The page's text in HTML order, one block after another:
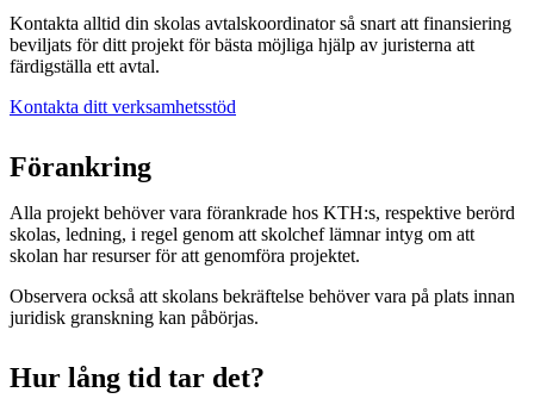
Kontakta alltid din skolas avtalskoordinator så snart att finansiering
beviljats för ditt projekt för bästa möjliga hjälp av juristerna att
färdigställa ett avtal.
Kontakta ditt verksamhetsstöd
Förankring
Alla projekt behöver vara förankrade hos KTH:s, respektive berörd
skolas, ledning, i regel genom att skolchef lämnar intyg om att
skolan har resurser för att genomföra projektet.
Observera också att skolans bekräftelse behöver vara på plats innan
juridisk granskning kan påbörjas.
Hur lång tid tar det?